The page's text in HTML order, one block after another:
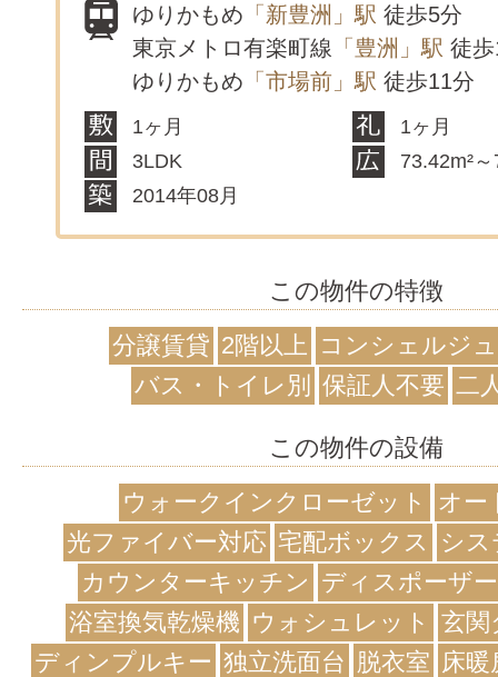
ゆりかもめ 「新豊洲」駅 徒歩5分
東京メトロ有楽町線 「豊洲」駅 徒
ゆりかもめ 「市場前」駅 徒歩11分
1ヶ月
1ヶ月
3LDK
73.42m²
2014年08月
この物件の特徴
分譲賃貸 2階以上
コンシェルジ
バス・トイレ別
保証人不要 二
この物件の設備
ウォークインクローゼット
オー
光ファイバー対応 宅配ボックス
シ
カウンターキッチン ディスポーザー
浴室換気乾燥機 ウォシュレット
玄関
ディンプルキー 独立洗面台 脱衣室 床暖